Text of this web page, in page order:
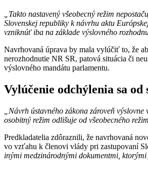
„Takto nastavený všeobecný režim
Slovenskej republiky k návrhu aktu
vzniknúť iba na základe výslovného
Navrhovaná úprava by mala vylúčiť to, že
nerozhodnutie NR SR, patová situácia či
výslovného mandátu parlamentu.
Vylúčenie odchýlenia sa od
„Návrh ústavného zákona zároveň
osobitný režim odlišuje od všeobecného
Predkladatelia zdôraznili, že navrhovaná
vo vzťahu k členovi vlády pri zastupovaní
inými medzinárodnými dokumentmi,